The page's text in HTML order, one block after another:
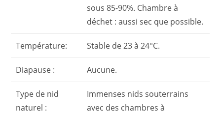
sous 85-90%. Chambre à
déchet : aussi sec que possible.
Température: Stable de 23 à 24°C.
Diapause : Aucune.
Type de nid
naturel :
Immenses nids souterrains
avec des chambres à